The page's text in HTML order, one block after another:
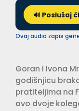
🔊 Poslušaj
Ovaj audio zapis
Goran i Ivona
godišnjicu
pratiteljima na
ovo dvoje